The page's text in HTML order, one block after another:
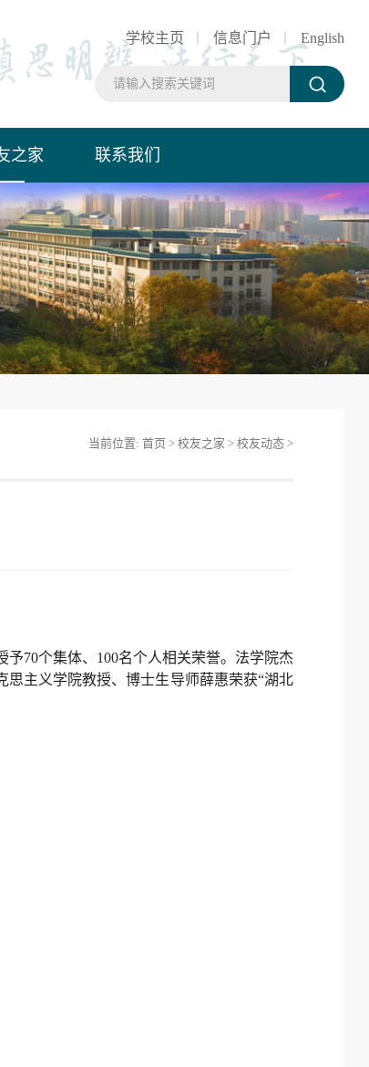
学校主页 信息门户 English
之家 联系我们
当前位置:首页 >校友之家 >校友动态 >
70个集体、100名个人相关荣誉。法学院杰
主义学院教授、博士生导师薛惠荣获“湖北